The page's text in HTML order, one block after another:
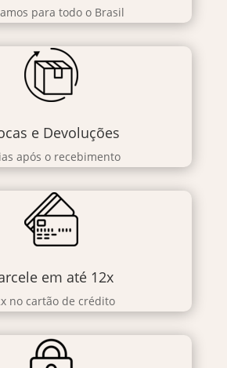
para todo o Brasil
e Devoluções
após o recebimento
em até 12x
no cartão de crédito